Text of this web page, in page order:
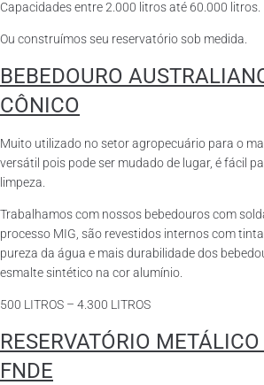
Capacidades entre 2.000 litros até 60.000 litros.
Ou construímos seu reservatório sob medida.
BEBEDOURO
CÔNICO
Muito utilizado no setor agropecuário para o
versátil pois pode ser mudado de lugar, é fácil
limpeza.
Trabalhamos com nossos bebedouros com
processo MIG, são revestidos internos com
pureza da água e mais durabilidade dos
esmalte sintético na cor alumínio.
500 LITROS – 4.300 LITROS
RESERVATÓRIO
FNDE